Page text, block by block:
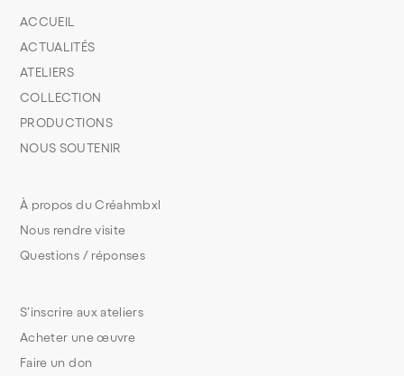
S’inscrire aux ateliers
Acheter une œuvre
Faire un don
À propos du Créahmbxl
Nous rendre visite
Questions / réponses
ACCUEIL
ACTUALITÉS
ATELIERS
COLLECTION
PRODUCTIONS
NOUS SOUTENIR